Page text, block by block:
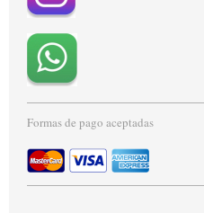
Formas de pago aceptadas